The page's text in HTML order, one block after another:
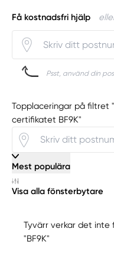
Få kostnadsfri hjälp
Psst, använd din
Topplaceringar på filtret
certifikatet BF9K"
Mest populära
Visa alla fönsterbytare
Tyvärr verkar det
"BF9K"